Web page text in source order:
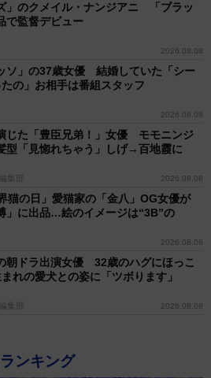
」のクメイル・ナンジアニ 「ブラッ
で監督デビュー
2026.08.08
ソ」の37歳女優 結婚していた「シー
の」お相手は番組スタッフ
2026.08.08
じた「豊臣兄弟！」女優 モモニンジ
型「見惚れちゃう」しげ→百地霞に
集部 2026.08.08
猫の日」愛猫家の「金八」OG女優が
」に出品…絵のイメージは“3B”の
2026.08.08
朝ドラ出演女優 32歳のハグにほっこ
れの愛犬との姿に「ツボります」
集部 2026.08.08
ンキング